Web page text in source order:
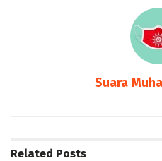
Suara
Related Posts